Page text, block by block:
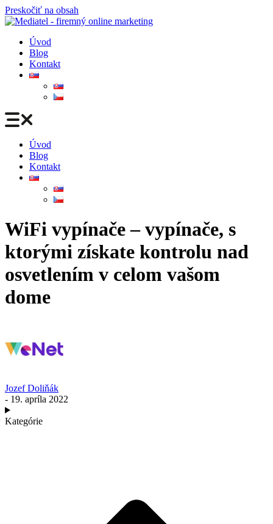
Preskočiť na obsah
Úvod
Blog
Kontakt
Úvod
Blog
Kontakt
WiFi vypínače – vypínače, s
ktorými získate kontrolu nad
osvetlením v celom vašom
dome
Jozef Doliňák
- 19. apríla 2022
Kategórie